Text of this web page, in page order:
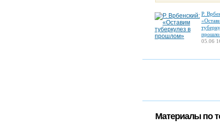
Р.
05.06
Материалы по